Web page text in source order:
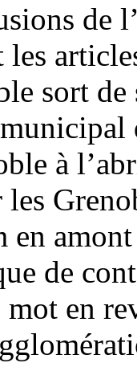
de
les
sort
à
les
en
de
en